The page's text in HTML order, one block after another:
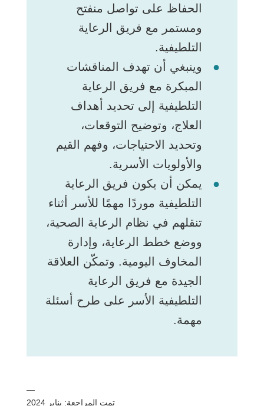
الحفاظ على تواصل منفتح
ومستمر مع فريق الرعاية
التلطيفية.
وينبغي أن تهدف المناقشات
المبكرة مع فريق الرعاية
التلطيفية إلى تحديد أهداف
العلاج، وتوضيح التوقعات،
وتحديد الاحتياجات، وفهم القيم
والأولويات الأسرية.
يمكن أن يكون فريق الرعاية
التلطيفية موردًا مهمًا للأسر أثناء
تنقلهم في نظام الرعاية الصحية،
ووضع خطط الرعاية، وإدارة
المخاوف اليومية. وتمكّن العلاقة
الجيدة مع فريق الرعاية
التلطيفية الأسر على طرح أسئلة
مهمة.
—
تمت المراجعة: يناير 2024